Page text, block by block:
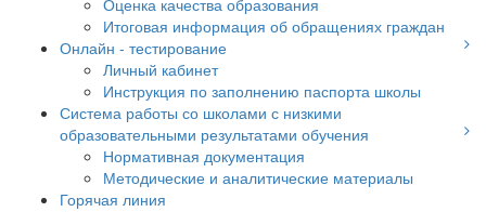
Оценка качества образования
Итоговая информация об обращениях граждан
Онлайн - тестирование
Личный кабинет
Инструкция по заполнению паспорта школы
Система работы со школами с низкими
образовательными результатами обучения
Нормативная документация
Методические и аналитические материалы
Горячая линия